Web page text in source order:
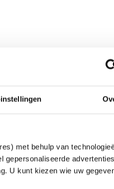
met behulp van
gepersonaliseerde
U kunt kiezen wie uw